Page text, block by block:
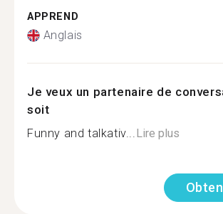
APPREND
Anglais
Je veux un partenaire de
soit
Funny and talkativ...Lire plus